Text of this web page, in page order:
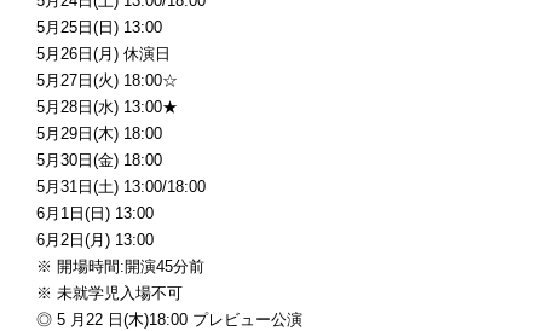
5月25日(日) 13:00
5月26日(月) 休演日
5月27日(火) 18:00☆
5月28日(水) 13:00★
5月29日(木) 18:00
5月30日(金) 18:00
5月31日(土) 13:00/18:00
6月1日(日) 13:00
6月2日(月) 13:00
※ 開場時間:開演45分前
※ 未就学児入場不可
◎ 5 月22 日(木)18:00 プレビュー公演